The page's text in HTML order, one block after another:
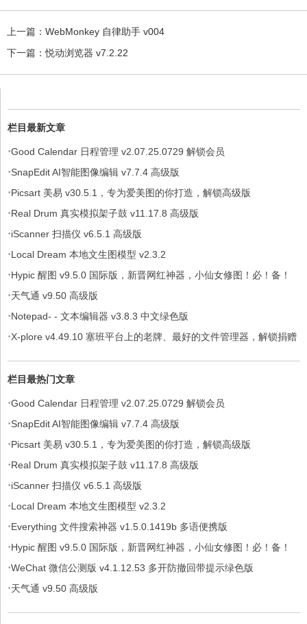
上一篇： WebMonkey 自律助手 v004
下一篇：悦动浏览器 v7.2.22
栏目最新文章
·Good Calendar 日程管理 v2.07.25.0729 解锁会员
·SnapEdit AI智能图像编辑 v7.7.4 高级版
·Picsart 美易 v30.5.1，专为爱美图的你打造，解锁高级版
·Real Drum 真实模拟架子鼓 v11.17.8 高级版
·iScanner 扫描仪 v6.5.1 高级版
·Local Dream 本地文生图模型 v2.3.2
·Hypic 醒图 v9.5.0 国际版，新晋网红神器，小仙女修图！必！备！
·天气通 v9.50 高级版
·Notepad- - 文本编辑器 v3.8.3 中文绿色版
·X-plore v4.49.10 塞班平台上的老牌、最好的文件管理器，解锁捐赠
栏目最热门文章
·Good Calendar 日程管理 v2.07.25.0729 解锁会员
·SnapEdit AI智能图像编辑 v7.7.4 高级版
·Picsart 美易 v30.5.1，专为爱美图的你打造，解锁高级版
·Real Drum 真实模拟架子鼓 v11.17.8 高级版
·iScanner 扫描仪 v6.5.1 高级版
·Local Dream 本地文生图模型 v2.3.2
·Everything 文件搜索神器 v1.5.0.1419b 多语便携版
·Hypic 醒图 v9.5.0 国际版，新晋网红神器，小仙女修图！必！备！
·WeChat 微信公测版 v4.1.12.53 多开防撤回带提示绿色版
·天气通 v9.50 高级版